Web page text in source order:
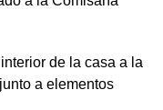
de la casa a la
a elementos